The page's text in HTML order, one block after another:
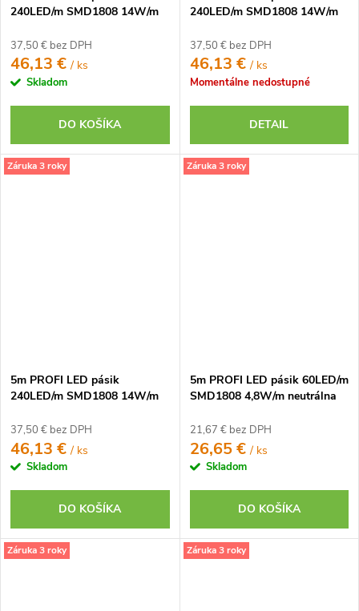
240LED/m SMD1808 14W/m
24V
37,50 € bez DPH
46,13 €/ ks
Skladom
DO KOŠÍKA
240LED/m SMD1808 14W/m
37,50 € bez DPH
46,13 €/ ks
Momentálne nedostupné
DETAIL
Záruka 3 roky
5m PROFI LED pásik
240LED/m SMD1808 14W/m
37,50 € bez DPH
46,13 €/ ks
Skladom
DO KOŠÍKA
Záruka 3 roky
5m PROFI LED pásik 60LED/m
SMD1808 4,8W/m neutrálna
21,67 € bez DPH
26,65 €/ ks
Skladom
DO KOŠÍKA
Záruka 3 roky Záruka 3 roky